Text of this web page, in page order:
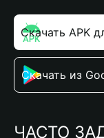
Скачать APK
Скачать из
ЧАСТО